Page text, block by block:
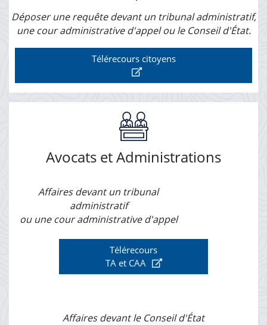
Déposer une requête devant un tribunal administratif,
une cour administrative d'appel ou le Conseil d'État.
Télérecours citoyens
Avocats et Administrations
Affaires devant un tribunal
administratif
ou une cour administrative d'appel
Télérecours
TA et CAA
Affaires devant le Conseil d'État